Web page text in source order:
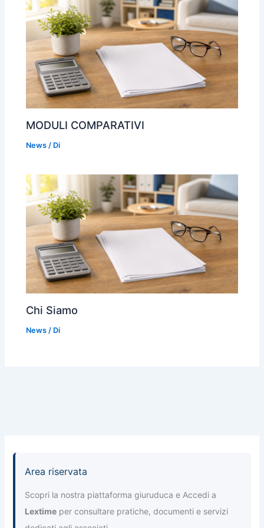
MODULI COMPARATIVI
News / Di
Chi Siamo
News / Di
Area riservata
Scopri la nostra piattaforma giuruduca e Accedi a
Lextime per consultare pratiche, documenti e servizi